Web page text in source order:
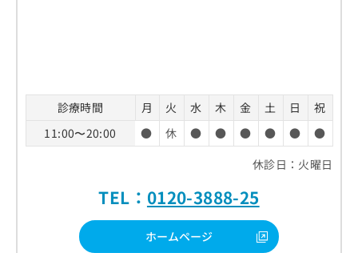
診療時間 月 火 水 木 金 土 日
祝
11:00〜20:00
● 休 ● ● ● ● ●
●
休診日：火曜日
TEL： 0120-3888-25
ホームページ